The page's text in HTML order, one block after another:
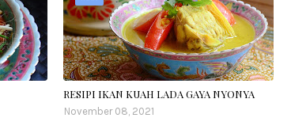
RESIPI IKAN KUAH LADA GAYA NYONYA
November 08, 2021